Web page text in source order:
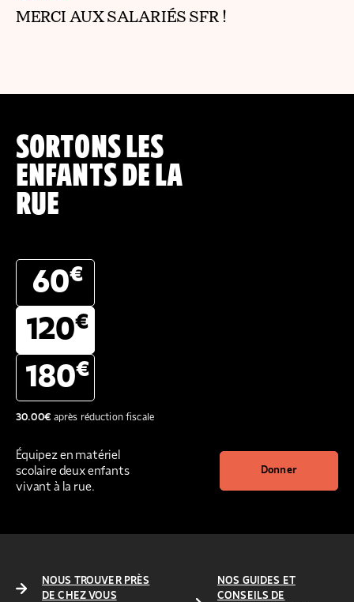
MERCI AUX SALARIÉS SFR !
SORTONS LES
ENFANTS DE LA
RUE
60€
120€
180€
30.00€après réduction fiscale
Équipez en matériel
scolaire deux enfants
vivant à la rue.
Donner
NOUS TROUVER PRÈS
DE CHEZ VOUS
NOS GUIDES ET
CONSEILS DE